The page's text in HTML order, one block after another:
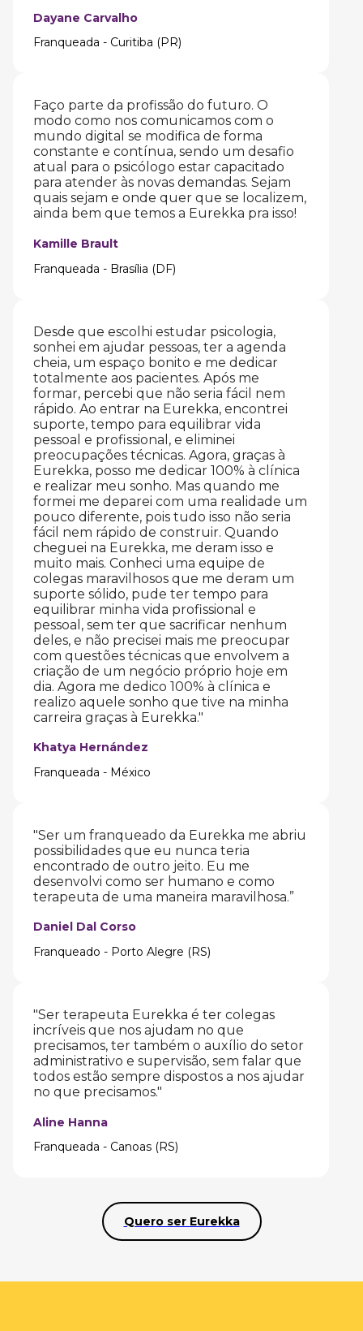
Dayane Carvalho
Franqueada - Curitiba (PR)
Faço parte da profissão do futuro. O
modo como nos comunicamos com o
mundo digital se modifica de forma
constante e contínua, sendo um desafio
atual para o psicólogo estar capacitado
para atender às novas demandas. Sejam
quais sejam e onde quer que se localizem,
ainda bem que temos a Eurekka pra isso!
Kamille Brault
Franqueada - Brasília (DF)
Desde que escolhi estudar psicologia,
sonhei em ajudar pessoas, ter a agenda
cheia, um espaço bonito e me dedicar
totalmente aos pacientes. Após me
formar, percebi que não seria fácil nem
rápido. Ao entrar na Eurekka, encontrei
suporte, tempo para equilibrar vida
pessoal e profissional, e eliminei
preocupações técnicas. Agora, graças à
Eurekka, posso me dedicar 100% à clínica
e realizar meu sonho. Mas quando me
formei me deparei com uma realidade um
pouco diferente, pois tudo isso não seria
fácil nem rápido de construir. Quando
cheguei na Eurekka, me deram isso e
muito mais. Conheci uma equipe de
colegas maravilhosos que me deram um
suporte sólido, pude ter tempo para
equilibrar minha vida profissional e
pessoal, sem ter que sacrificar nenhum
deles, e não precisei mais me preocupar
com questões técnicas que envolvem a
criação de um negócio próprio hoje em
dia. Agora me dedico 100% à clínica e
realizo aquele sonho que tive na minha
carreira graças à Eurekka."
Khatya Hernández
Franqueada - México
"Ser um franqueado da Eurekka me abriu
possibilidades que eu nunca teria
encontrado de outro jeito. Eu me
desenvolvi como ser humano e como
terapeuta de uma maneira maravilhosa.”
Daniel Dal Corso
Franqueado - Porto Alegre (RS)
"Ser terapeuta Eurekka é ter colegas
incríveis que nos ajudam no que
precisamos, ter também o auxílio do setor
administrativo e supervisão, sem falar que
todos estão sempre dispostos a nos ajudar
no que precisamos."
Aline Hanna
Franqueada - Canoas (RS)
Quero ser Eurekka